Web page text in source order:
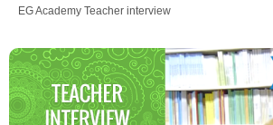
EG Academy Teacher interview